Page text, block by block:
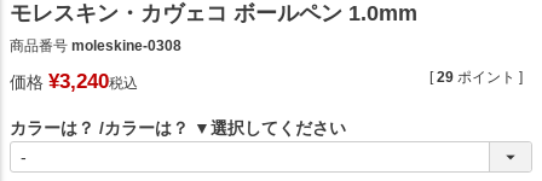
モレスキン・カヴェコ ボールペン 1.0mm
商品番号 moleskine-0308
価格 ¥3,240税込 [29 ポイント ]
カラーは？ カラーは？